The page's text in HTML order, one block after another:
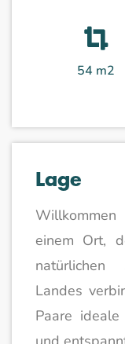
54 m2
Lage
einem Ort,
natürlichen
Landes
Paare